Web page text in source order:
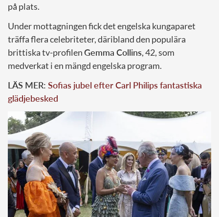
på plats.
Under mottagningen fick det engelska kungaparet
träffa flera celebriteter, däribland den populära
brittiska tv-profilenGemma Collins, 42, som
medverkat i en mängd engelska program.
LÄS MER: Sofias jubel efter Carl Philips fantastiska
glädjebesked